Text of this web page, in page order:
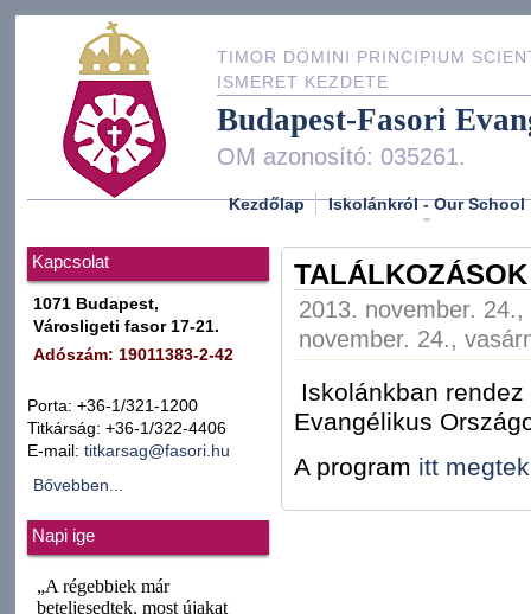
TIMOR DOMINI PRINCIPIUM
ISMERET KEZDETE
Budapest-Fasori
OM azonosító: 035261.
Kezdőlap Iskolánkról - Our School
Kapcsolat
1071 Budapest,
Városligeti fasor 17-21.
Adószám: 19011383-2-42
Porta: +36-1/321-1200
Titkárság: +36-1/322-4406
E-mail: titkarsag@fasori.hu
Bővebben...
Napi ige
TALÁLKOZÁSOK
2013. november.
november. 24.,
Iskolánkban
Evangélikus
A program itt